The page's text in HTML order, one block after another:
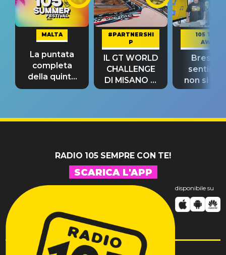
MALTA
La puntata
completa
della quinta
tappa
#PARTNERSHI
P
IL GT WORLD
CHALLENGE
DI MISANO si
riconferma
105 TAKE
AWAY
Bresh:
non si
fino alla
RADIO 105 SEMPRE CON TE!
SCARICA L'APP
disponibile su